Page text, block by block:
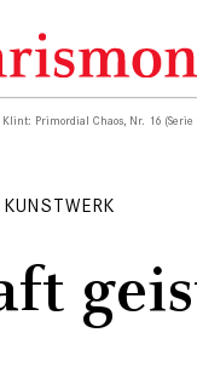
Primordial Chaos, Nr. 16 (Serie
KUNSTWERK